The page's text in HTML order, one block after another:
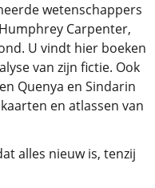
wetenschappers
Carpenter,
U vindt hier boeken
van zijn fictie. Ook
Quenya en Sindarin
en atlassen van
alles nieuw is, tenzij